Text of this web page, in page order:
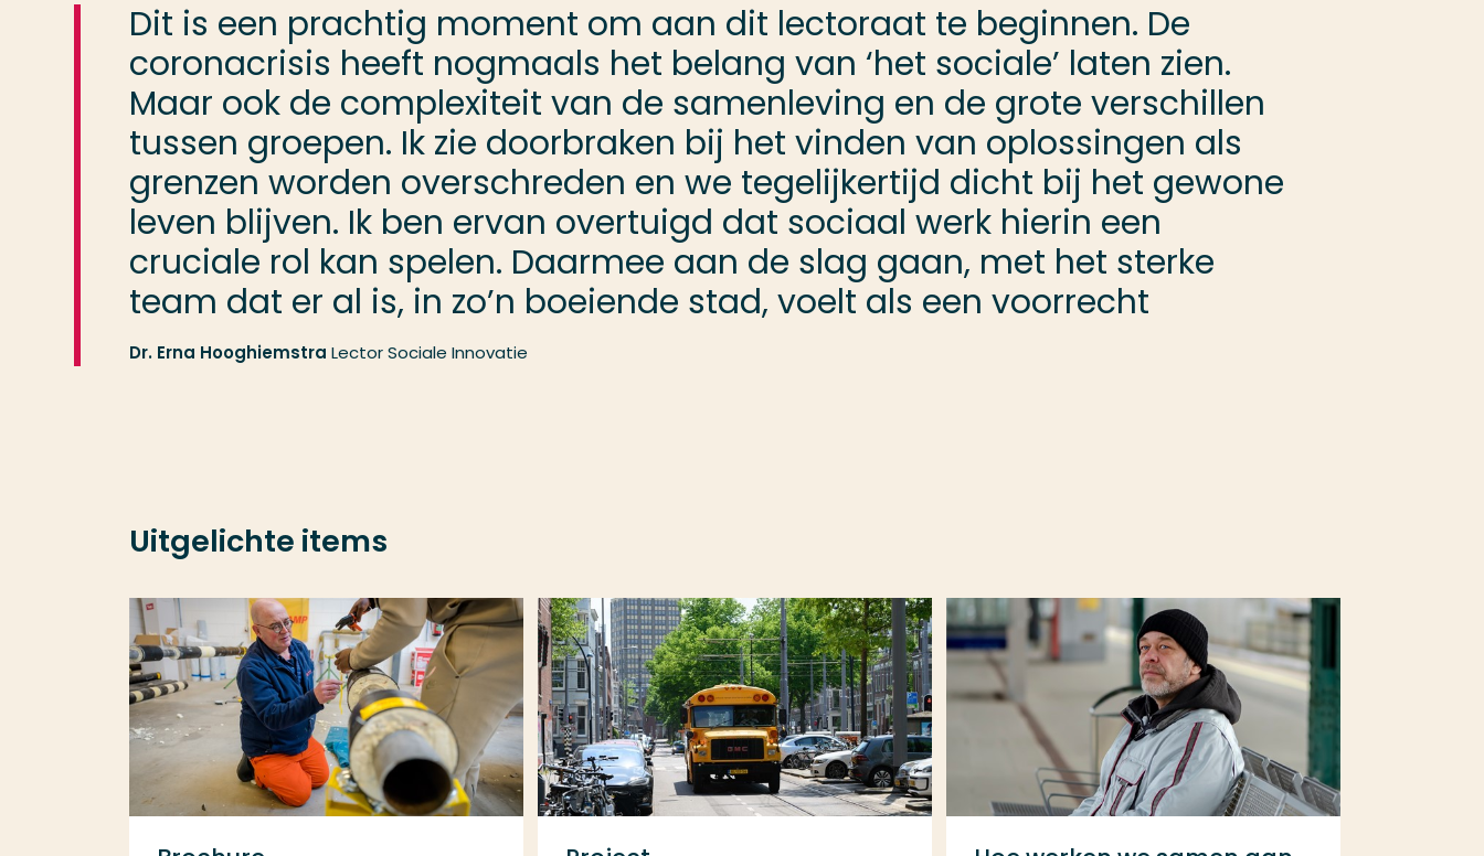
Dit is een prachtig moment om aan dit lectoraat te beginnen. De
coronacrisis heeft nogmaals het belang van ‘het sociale’ laten zien.
Maar ook de complexiteit van de samenleving en de grote verschillen
tussen groepen. Ik zie doorbraken bij het vinden van oplossingen als
grenzen worden overschreden en we tegelijkertijd dicht bij het gewone
leven blijven. Ik ben ervan overtuigd dat sociaal werk hierin een
cruciale rol kan spelen. Daarmee aan de slag gaan, met het sterke
team dat er al is, in zo’n boeiende stad, voelt als een voorrecht
Dr. Erna Hooghiemstra Lector Sociale Innovatie
Uitgelichte items